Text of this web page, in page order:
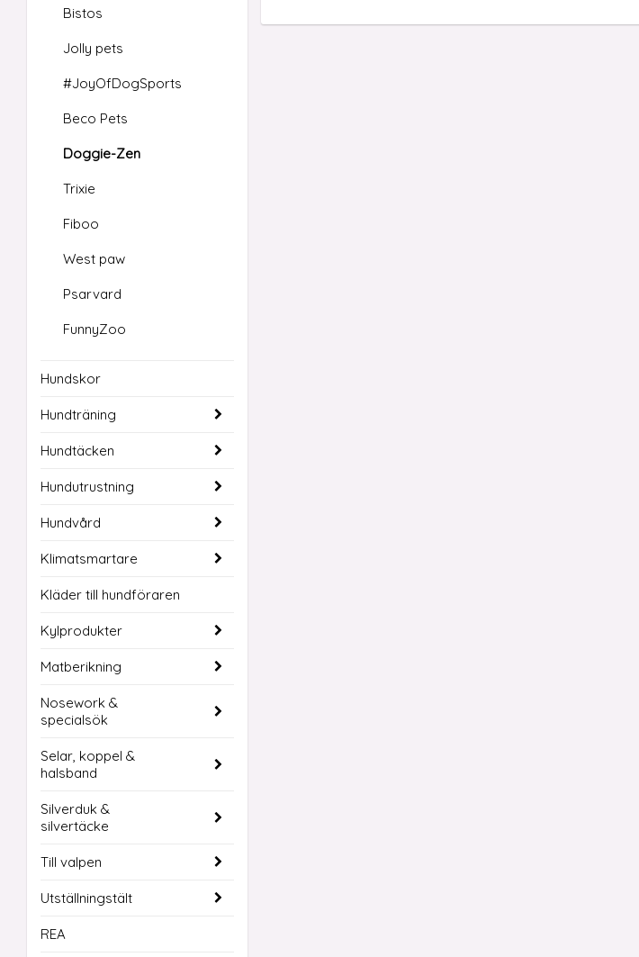
Bistos
Jolly pets
#JoyOfDogSports
Beco Pets
Doggie-Zen
Trixie
Fiboo
West paw
Psarvard
FunnyZoo
Hundskor
Hundträning
Hundtäcken
Hundutrustning
Hundvård
Klimatsmartare
Kläder till hundföraren
Kylprodukter
Matberikning
Nosework &
specialsök
Selar, koppel &
halsband
Silverduk &
silvertäcke
Till valpen
Utställningstält
REA